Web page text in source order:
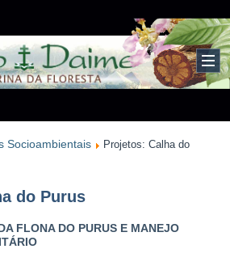
Socioambientais
Projetos: Calha do
do Purus
FLONA DO PURUS E MANEJO